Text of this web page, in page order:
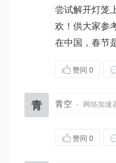
尝试解开灯笼
欢！供大家参
在中国，春节
赞同 0
青 青空 · 网络加速
赞同 0